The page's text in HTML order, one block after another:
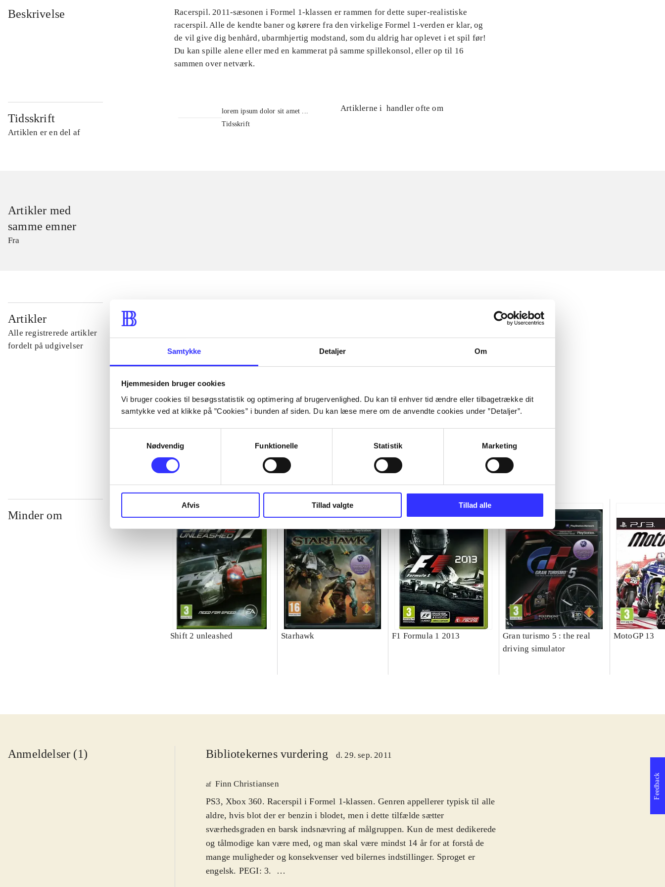
Samtykke Detaljer Om
Hjemmesiden bruger cookies
Vi bruger cookies til besøgsstatistik og optimering af brugervenlighed. Du kan til enhver tid ændre eller tilbagetrække dit
samtykke ved at klikke på ”Cookies” i bunden af siden. Du kan læse mere om de anvendte cookies under ”Detaljer”.
Nødvendig
Funktionelle Statistik Marketing
Afvis Tillad valgte Tillad alle
Beskrivelse
Racerspil. 2011-sæsonen i Formel 1-klassen er rammen for dette super-realistiske
racerspil. Alle de kendte baner og kørere fra den virkelige Formel 1-verden er klar, og
de vil give dig benhård, ubarmhjertig modstand, som du aldrig har oplevet i et spil før!
Du kan spille alene eller med en kammerat på samme spillekonsol, eller op til 16
sammen over netværk.
Tidsskrift
Artiklen er en del af
lorem ipsum dolor sit amet ...
Tidsskrift
Artiklerne i handler ofte om
Artikler med
samme emner
Fra
Artikler
Alle registrerede artikler
fordelt på udgivelser
...
Minder om
Shift 2 unleashed Starhawk F1 Formula 1 2013
Gran turismo 5 : the real
driving simulator
MotoGP 13
Anmeldelser (1) Bibliotekernes vurdering d. 29. sep. 2011
af Finn Christiansen
PS3, Xbox 360. Racerspil i Formel 1-klassen. Genren appellerer typisk til alle
aldre, hvis blot der er benzin i blodet, men i dette tilfælde sætter
sværhedsgraden en barsk indsnævring af målgruppen. Kun de mest dedikerede
og tålmodige kan være med, og man skal være mindst 14 år for at forstå de
mange muligheder og konsekvenser ved bilernes indstillinger. Sproget er
engelsk. PEGI: 3.
Feedback